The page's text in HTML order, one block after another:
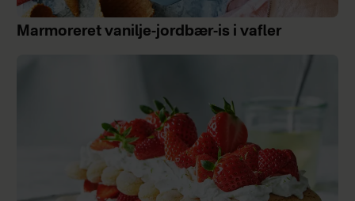
Marmoreret vanilje-jordbær-is i vafler